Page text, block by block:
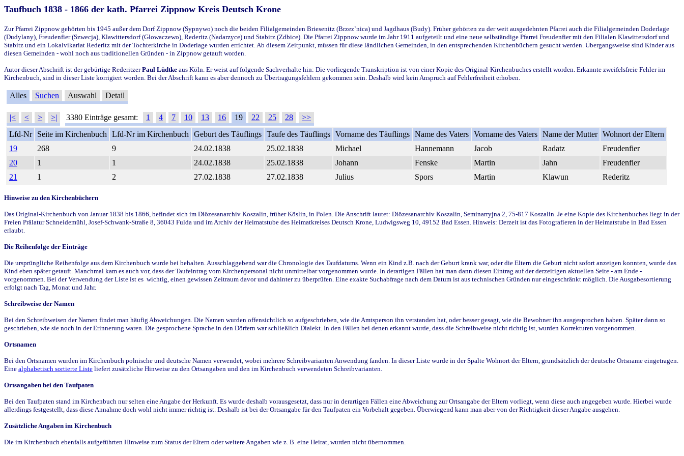
Taufbuch 1838 - 1866 der kath. Pfarrei Zippnow Kreis Deutsch Krone
Zur Pfarrei Zippnow gehörten bis 1945 außer dem Dorf Zippnow (Sypnywo) noch die beiden Filialgemeinden Briesenitz (Brzez`nica) und Jagdhaus (Budy). Früher gehörten zu der weit ausgedehnten Pfarrei auch die Filialgemeinden Doderlage
(Dudylany), Freudenfier (Szwecja), Klawittersdorf (Glowaczewo), Rederitz (Nadarzyce) und Stabitz (Zdbice). Die Pfarrei Zippnow wurde im Jahr 1911 aufgeteilt und eine neue selbständige Pfarrei Freudenfier mit den Filialen Klawittersdorf und
Stabitz und ein Lokalvikariat Rederitz mit der Tochterkirche in Doderlage wurden errichtet. Ab diesem Zeitpunkt, müssen für diese ländlichen Gemeinden, in den entsprechenden Kirchenbüchern gesucht werden. Übergangsweise sind Kinder aus
diesen Gemeinden - wohl noch aus traditionellen Gründen - in Zippnow getauft worden.
Autor dieser Abschrift ist der gebürtige RederitzerPaul Lüdtke aus Köln. Er weist auf folgende Sachverhalte hin: Die vorliegende Transkription ist von einer Kopie des Original-Kirchenbuches erstellt worden. Erkannte zweifelsfreie Fehler im
Kirchenbuch, sind in dieser Liste korrigiert worden. Bei der Abschrift kann es aber dennoch zu Übertragungsfehlern gekommen sein. Deshalb wird kein Anspruch auf Fehlerfreiheit erhoben.
Alles Suchen Auswahl Detail
|< < > >| 3380 Einträge gesamt: 1 4 7 10 13 16 19 22 25 28
>>
Lfd-Nr
Seite im Kirchenbuch Lfd-Nr im Kirchenbuch Geburt des Täuflings Taufe des Täuflings Vorname des Täuflings Name des Vaters Vorname des Vaters Name der Mutter Wohnort der Eltern
19
268 9 24.02.1838 25.02.1838 Michael Hannemann Jacob Radatz
Freudenfier
20
1 1 24.02.1838 25.02.1838 Johann Fenske Martin Jahn
Freudenfier
21
1 2 27.02.1838 27.02.1838 Julius Spors Martin Klawun Rederitz
Hinweise zu den Kirchenbüchern
Das Original-Kirchenbuch von Januar 1838 bis 1866, befindet sich im Diözesanarchiv Koszalin, früher Köslin, in Polen. Die Anschrift lautet: Diözesanarchiv Koszalin, Seminarryjna 2, 75-817 Koszalin. Je eine Kopie des Kirchenbuches liegt in der
Freien Prälatur Schneidemühl, Josef-Schwank-Straße 8, 36043 Fulda und im Archiv der Heimatstube des Heimatkreises Deutsch Krone, Ludwigsweg 10, 49152 Bad Essen. Hinweis: Derzeit ist das Fotografieren in der Heimatstube in Bad Essen
erlaubt.
Die Reihenfolge der Einträge
Die ursprüngliche Reihenfolge aus dem Kirchenbuch wurde bei behalten. Ausschlaggebend war die Chronologie des Taufdatums. Wenn ein Kind z.B. nach der Geburt krank war, oder die Eltern die Geburt nicht sofort anzeigen konnten, wurde das
Kind eben später getauft. Manchmal kam es auch vor, dass der Taufeintrag vom Kirchenpersonal nicht unmittelbar vorgenommen wurde. In derartigen Fällen hat man dann diesen Eintrag auf der derzeitigen aktuellen Seite - am Ende -
vorgenommen. Bei der Verwendung der Liste ist es wichtig, einen gewissen Zeitraum davor und dahinter zu überprüfen. Eine exakte Suchabfrage nach dem Datum ist aus technischen Gründen nur eingeschränkt möglich. Die Ausgabesortierung
erfolgt nach Tag, Monat und Jahr.
Schreibweise der Namen
Bei den Schreibweisen der Namen findet man häufig Abweichungen. Die Namen wurden offensichtlich so aufgeschrieben, wie die Amtsperson ihn verstanden hat, oder besser gesagt, wie die Bewohner ihn ausgesprochen haben. Später dann so
geschrieben, wie sie noch in der Erinnerung waren. Die gesprochene Sprache in den Dörfern war schließlich Dialekt. In den Fällen bei denen erkannt wurde, dass die Schreibweise nicht richtig ist, wurden Korrekturen vorgenommen.
Ortsnamen
Bei den Ortsnamen wurden im Kirchenbuch polnische und deutsche Namen verwendet, wobei mehrere Schreibvarianten Anwendung fanden. In dieser Liste wurde in der Spalte Wohnort der Eltern, grundsätzlich der deutsche Ortsname eingetragen.
Eine alphabetisch sortierte Liste liefert zusätzliche Hinweise zu den Ortsangaben und den im Kirchenbuch verwendeten Schreibvarianten.
Ortsangaben bei den Taufpaten
Bei den Taufpaten stand im Kirchenbuch nur selten eine Angabe der Herkunft. Es wurde deshalb vorausgesetzt, dass nur in derartigen Fällen eine Abweichung zur Ortsangabe der Eltern vorliegt, wenn diese auch angegeben wurde. Hierbei wurde
allerdings festgestellt, dass diese Annahme doch wohl nicht immer richtig ist. Deshalb ist bei der Ortsangabe für den Taufpaten ein Vorbehalt gegeben. Überwiegend kann man aber von der Richtigkeit dieser Angabe ausgehen.
Zusätzliche Angaben im Kirchenbuch
Die im Kirchenbuch ebenfalls aufgeführten Hinweise zum Status der Eltern oder weitere Angaben wie z. B. eine Heirat, wurden nicht übernommen.